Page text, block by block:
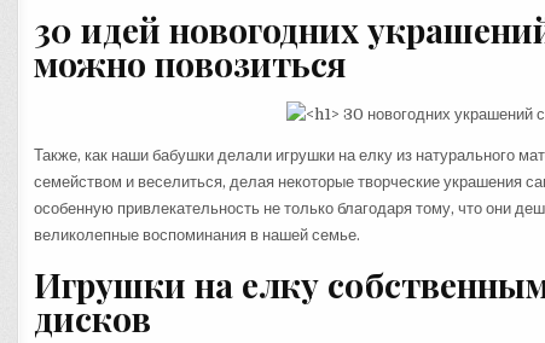
30 идей новогодних
можно повозиться
Также, как наши бабушки делали игрушки на елку из натурального
семейством и веселиться, делая некоторые творческие украшения
особенную привлекательность не только благодаря тому, что они
великолепные воспоминания в нашей семье.
Игрушки на елку
дисков